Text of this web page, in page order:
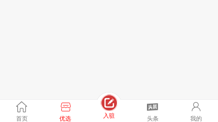
首页 优选 入驻 头条 我的